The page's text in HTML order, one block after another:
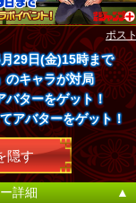
ポスト
29日(金)15時まで
のキャラが対局
バターをゲット！
アバターをゲット！
隠す
詳細 ▲